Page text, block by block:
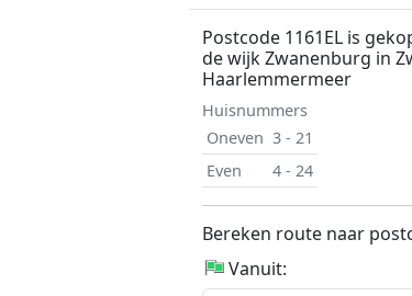
Postcode 1161EL is
de wijk Zwanenburg in
Haarlemmermeer
Huisnummers
Oneven 3 - 21
Even
4 - 24
Bereken route naar
Vanuit: